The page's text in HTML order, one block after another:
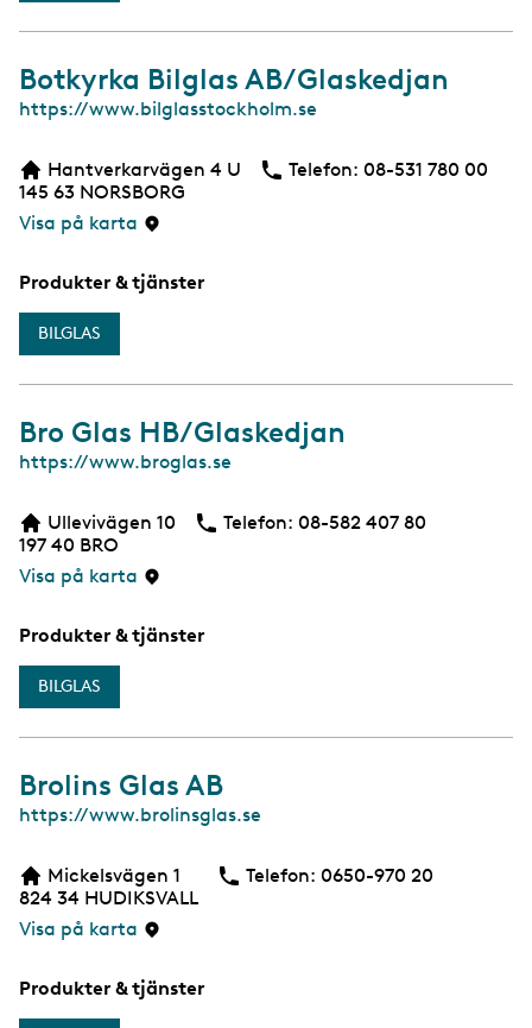
Botkyrka Bilglas AB/Glaskedjan
W
https://www.bilglasstockholm.se
Hantverkarvägen 4 U
145 63 NORSBORG
Visa på karta
Telefon: Telefon
08-531 780 00
Produkter & tjänster
BILGLAS
Bro Glas HB/Glaskedjan
W
https://www.broglas.se
Ullevivägen 10
197 40 BRO
Visa på karta
Telefon: Telefon
08-582 407 80
Produkter & tjänster
BILGLAS
Brolins Glas AB
W
https://www.brolinsglas.se
Mickelsvägen 1
824 34 HUDIKSVALL
Visa på karta
Telefon: Telefon
0650-970 20
Produkter & tjänster